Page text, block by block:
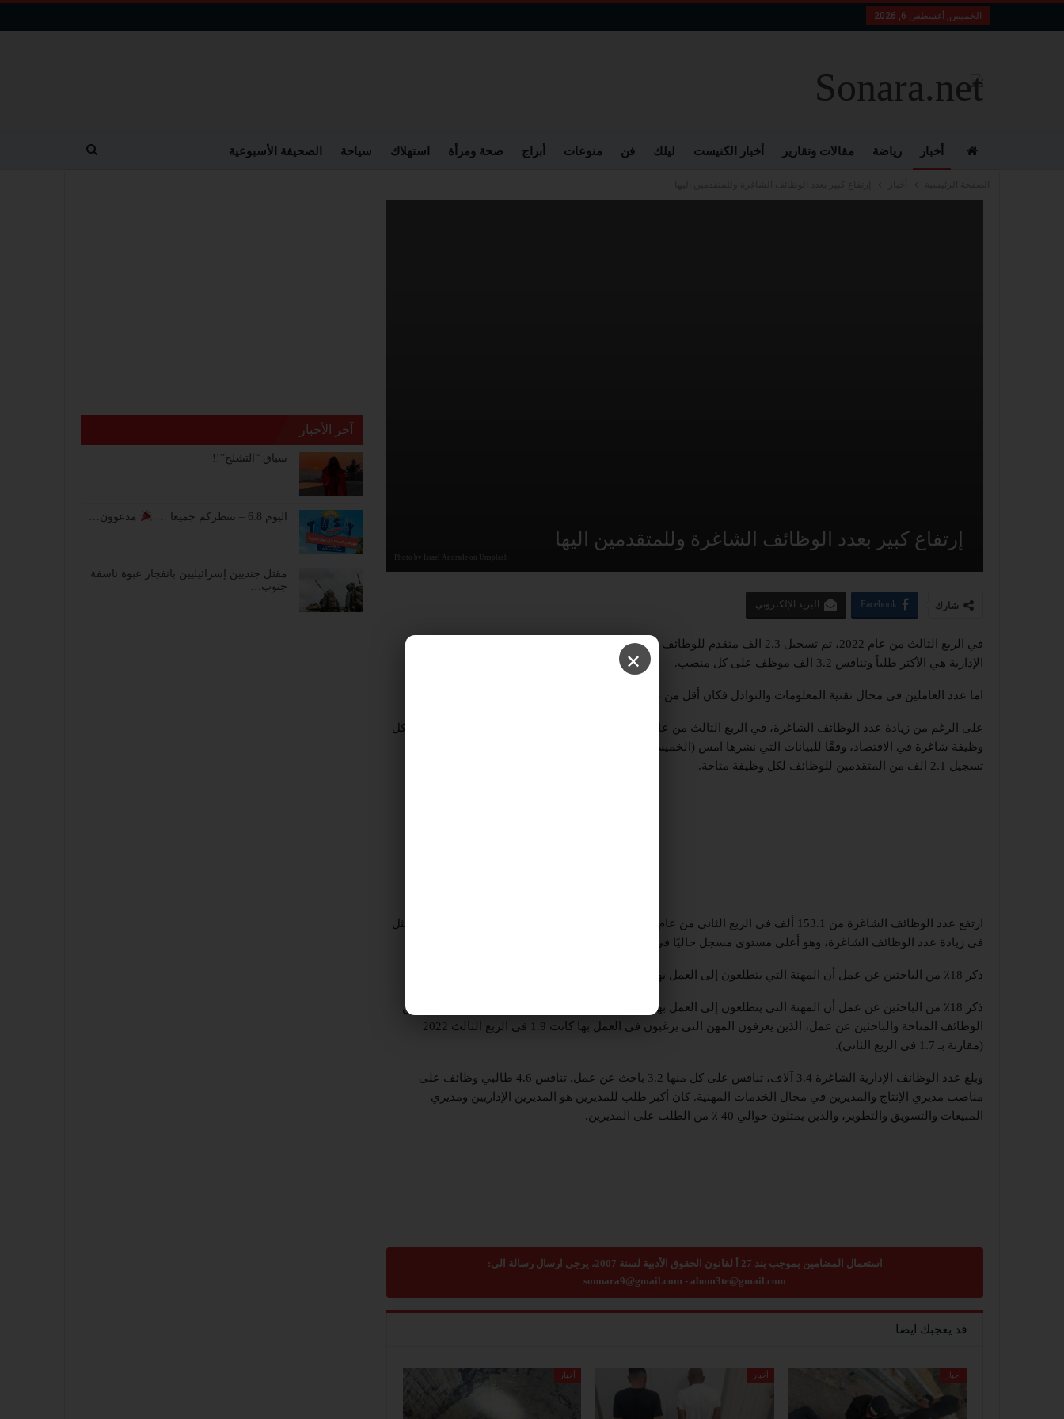
الخميس, أغسطس 6, 2026
أخبار رياضة مقالات وتقارير أخبار الكنيست ليلك فن منوعات أبراج صحة ومرأة استهلاك سياحة الصحيفة الأسبوعية
إرتفاع كبير بعدد الوظائف الشاغرة وللمتقدمين اليها
Photo by Israel Andrade on Unsplash
شارك Facebook البريد الإلكتروني
في الربع الثالث من عام 2022، تم تسجيل 2.3 الف متقدم للوظائف لكل وظيفة شاغرة في الاقتصاد، وكانت المناصب
الإدارية هي الأكثر طلباً وتنافس 3.2 الف موظف على كل منصب.
اما عدد العاملين في مجال تقنية المعلومات والنوادل فكان أقل من عدد الوظائف في الاقتصاد بشكل عام.
على الرغم من زيادة عدد الوظائف الشاغرة، في الربع الثالث من عام 2022، كان هناك حوالي 2.3 الف متقدم للوظائف لكل
وظيفة شاغرة في الاقتصاد، وفقًا للبيانات التي نشرها امس (الخميس) المكتب المركزي للإحصاء. في الربع الثاني، تم
تسجيل 2.1 الف من المتقدمين للوظائف لكل وظيفة متاحة.
ارتفع عدد الوظائف الشاغرة من 153.1 ألف في الربع الثاني من عام 2022 إلى 156.1 ألفًا، وبالتالي استمرار الاتجاه المتمثل
في زيادة عدد الوظائف الشاغرة، وهو أعلى مستوى مسجل حاليًا في كامل فترة القياس للمكتب المركزي للإحصاء.
ذكر 18٪ من الباحثين عن عمل أن المهنة التي يتطلعون إلى العمل بها غير معروفة لهم
ذكر 18٪ من الباحثين عن عمل أن المهنة التي يتطلعون إلى العمل بها غير معروفة لهم، ومتوسط ​​النسبة بين المعروض من
الوظائف المتاحة والباحثين عن عمل، الذين يعرفون المهن التي يرغبون في العمل بها كانت 1.9 في الربع الثالث 2022
(مقارنة بـ 1.7 في الربع الثاني).
وبلغ عدد الوظائف الإدارية الشاغرة 3.4 آلاف، تنافس على كل منها 3.2 باحث عن عمل. تنافس 4.6 طالبي وظائف على
مناصب مديري الإنتاج والمديرين في مجال الخدمات المهنية. كان أكبر طلب للمديرين هو المديرين الإداريين ومديري
المبيعات والتسويق والتطوير، والذين يمثلون حوالي 40 ٪ من الطلب على المديرين.
استعمال المضامين بموجب بند 27 أ لقانون الحقوق الأدبية لسنة 2007، يرجى ارسال رسالة الى:
sonnara9@gmail.com - abom3te@gmail.com
قد يعجبك ايضا
أخبار أخبار أخبار
آخر الأخبار
سباق “التشلح”!!
اليوم 6.8 – ننتظركم جميعا … مدعوون…
مقتل جنديين إسرائيليين بانفجار عبوة ناسفة
جنوب…
✕